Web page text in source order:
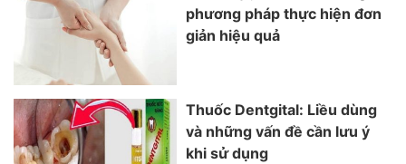
phương pháp thực hiện đơn
giản hiệu quả
Thuốc Dentgital: Liều dùng
và những vấn đề cần lưu ý
khi sử dụng